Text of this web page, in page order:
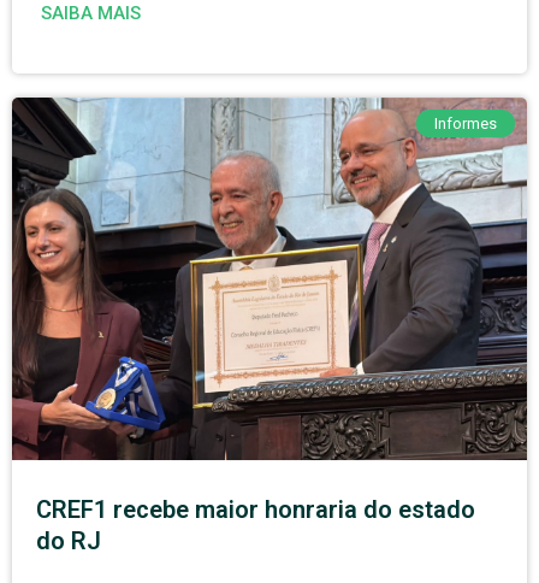
SAIBA MAIS
Informes
CREF1 recebe maior honraria do estado
do RJ